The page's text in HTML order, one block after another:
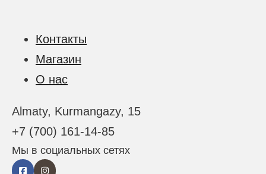
Контакты
Магазин
О нас
Almaty, Kurmangazy, 15
+7 (700) 161-14-85
Мы в социальных сетях